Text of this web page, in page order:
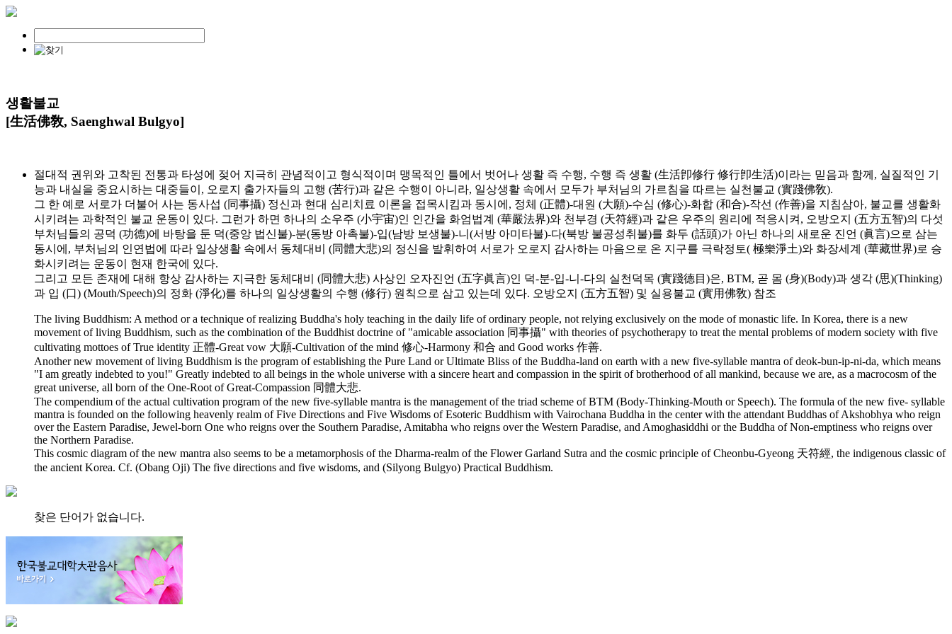
생활불교
[生活佛敎, Saenghwal Bulgyo]
절대적 권위와 고착된 전통과 타성에 젖어 지극히 관념적이고 형식적이며 맹목적인 틀에서 벗어나 생활 즉 수행, 수행 즉 생활 (生活卽修行 修行卽生活)이라는 믿음과 함께, 실질적인 기
능과 내실을 중요시하는 대중들이, 오로지 출가자들의 고행 (苦行)과 같은 수행이 아니라, 일상생활 속에서 모두가 부처님의 가르침을 따르는 실천불교 (實踐佛敎).
그 한 예로 서로가 더불어 사는 동사섭 (同事攝) 정신과 현대 심리치료 이론을 접목시킴과 동시에, 정체 (正體)-대원 (大願)-수심 (修心)-화합 (和合)-작선 (作善)을 지침삼아, 불교를 생활화
시키려는 과학적인 불교 운동이 있다. 그런가 하면 하나의 소우주 (小宇宙)인 인간을 화엄법계 (華嚴法界)와 천부경 (天符經)과 같은 우주의 원리에 적응시켜, 오방오지 (五方五智)의 다섯
부처님들의 공덕 (功德)에 바탕을 둔 덕(중앙 법신불)-분(동방 아촉불)-입(남방 보생불)-니(서방 아미타불)-다(북방 불공성취불)를 화두 (話頭)가 아닌 하나의 새로운 진언 (眞言)으로 삼는
동시에, 부처님의 인연법에 따라 일상생활 속에서 동체대비 (同體大悲)의 정신을 발휘하여 서로가 오로지 감사하는 마음으로 온 지구를 극락정토( 極樂淨土)와 화장세계 (華藏世界)로 승
화시키려는 운동이 현재 한국에 있다.
그리고 모든 존재에 대해 항상 감사하는 지극한 동체대비 (同體大悲) 사상인 오자진언 (五字眞言)인 덕-분-입-니-다의 실천덕목 (實踐德目)은, BTM, 곧 몸 (身)(Body)과 생각 (思)(Thinking)
과 입 (口) (Mouth/Speech)의 정화 (淨化)를 하나의 일상생활의 수행 (修行) 원칙으로 삼고 있는데 있다. 오방오지 (五方五智) 및 실용불교 (實用佛敎) 참조
The living Buddhism: A method or a technique of realizing Buddha's holy teaching in the daily life of ordinary people, not relying exclusively on the mode of monastic life. In Korea, there is a new
movement of living Buddhism, such as the combination of the Buddhist doctrine of "amicable association 同事攝" with theories of psychotherapy to treat the mental problems of modern society with five
cultivating mottoes of True identity 正體-Great vow 大願-Cultivation of the mind 修心-Harmony 和合 and Good works 作善.
Another new movement of living Buddhism is the program of establishing the Pure Land or Ultimate Bliss of the Buddha-land on earth with a new five-syllable mantra of deok-bun-ip-ni-da, which means
"I am greatly indebted to you!" Greatly indebted to all beings in the whole universe with a sincere heart and compassion in the spirit of brotherhood of all mankind, because we are, as a macrocosm of the
great universe, all born of the One-Root of Great-Compassion 同體大悲.
The compendium of the actual cultivation program of the new five-syllable mantra is the management of the triad scheme of BTM (Body-Thinking-Mouth or Speech). The formula of the new five- syllable
mantra is founded on the following heavenly realm of Five Directions and Five Wisdoms of Esoteric Buddhism with Vairochana Buddha in the center with the attendant Buddhas of Akshobhya who reign
over the Eastern Paradise, Jewel-born One who reigns over the Southern Paradise, Amitabha who reigns over the Western Paradise, and Amoghasiddhi or the Buddha of Non-emptiness who reigns over
the Northern Paradise.
This cosmic diagram of the new mantra also seems to be a metamorphosis of the Dharma-realm of the Flower Garland Sutra and the cosmic principle of Cheonbu-Gyeong 天符經, the indigenous classic of
the ancient Korea. Cf. (Obang Oji) The five directions and five wisdoms, and (Silyong Bulgyo) Practical Buddhism.
찾은 단어가 없습니다.